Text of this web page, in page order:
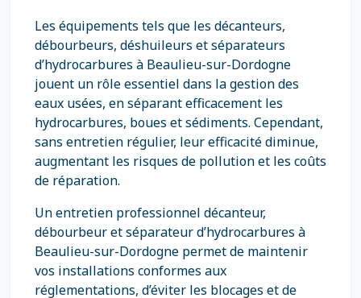
Les équipements tels que les décanteurs,
débourbeurs, déshuileurs et séparateurs
d’hydrocarbures à Beaulieu-sur-Dordogne
jouent un rôle essentiel dans la gestion des
eaux usées, en séparant efficacement les
hydrocarbures, boues et sédiments. Cependant,
sans entretien régulier, leur efficacité diminue,
augmentant les risques de pollution et les coûts
de réparation.
Un entretien professionnel décanteur,
débourbeur et séparateur d’hydrocarbures à
Beaulieu-sur-Dordogne permet de maintenir
vos installations conformes aux
réglementations, d’éviter les blocages et de